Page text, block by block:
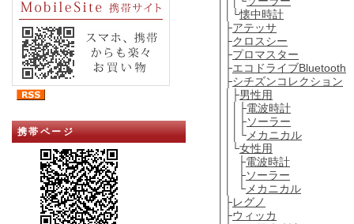
携帯ページ
││└懐中時計
│├アテッサ
│├クロスシー
│├プロマスター
│├エコドライブBluetooth
│├シチズンコレクション
││├男性用
│││├電波時計
│││├ソーラー
│││└ メカニカル
││└女性用
││ ├電波時計
││ ├ソーラー
││ └ メカニカル
│├レグノ
│├ウィッカ